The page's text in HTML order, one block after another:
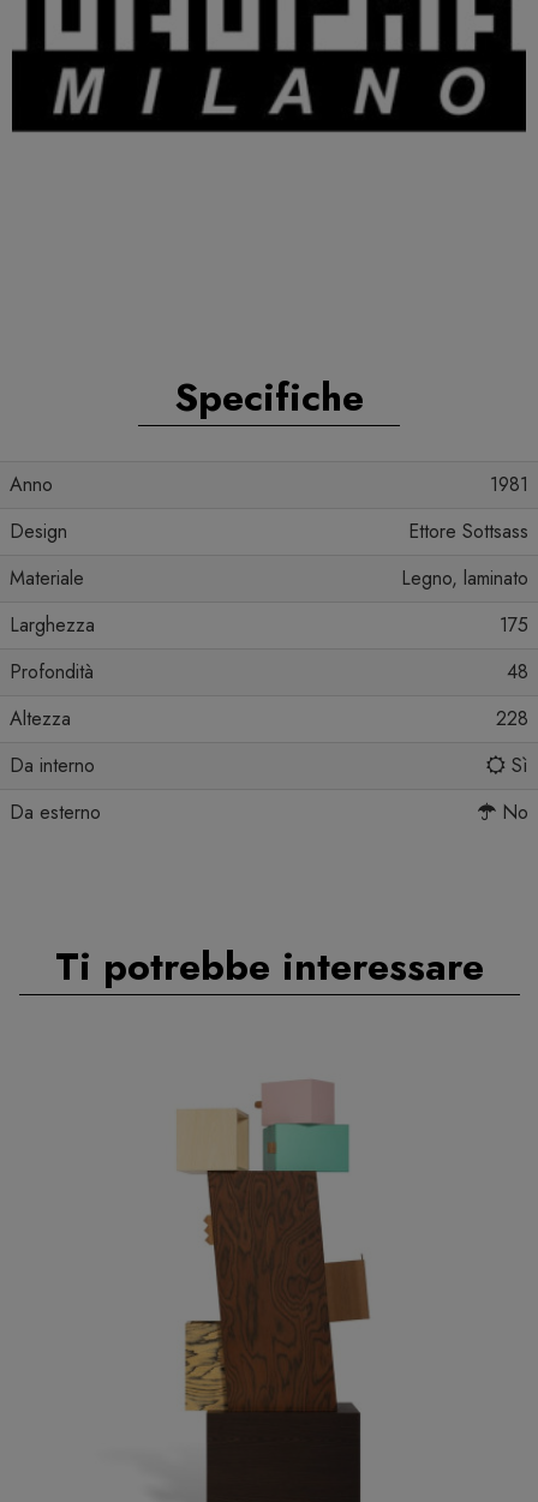
Specifiche
Anno
1981
Design
Ettore Sottsass
Materiale
Legno, laminato
Larghezza
175
Profondità
48
Altezza
228
Da interno
Sì
Da esterno
No
Ti potrebbe interessare